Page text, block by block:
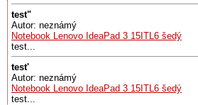
test"
Autor: neznámý
Notebook Lenovo IdeaPad 3 15ITL6 šedý
test...
test'
Autor: neznámý
Notebook Lenovo IdeaPad 3 15ITL6 šedý
test...